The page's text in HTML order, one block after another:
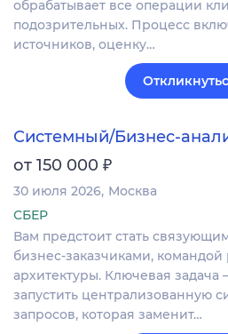
обрабатывает все операции
подозрительных. Процесс
источников, оценку…
Системный/Бизнес-
от 150 000 ₽
30 июля 2026 Москва
СБЕР
Вам предстоит стать
бизнес-заказчиками, командой
архитектуры. Ключевая задача
запустить централизованную
запросов, которая заменит…